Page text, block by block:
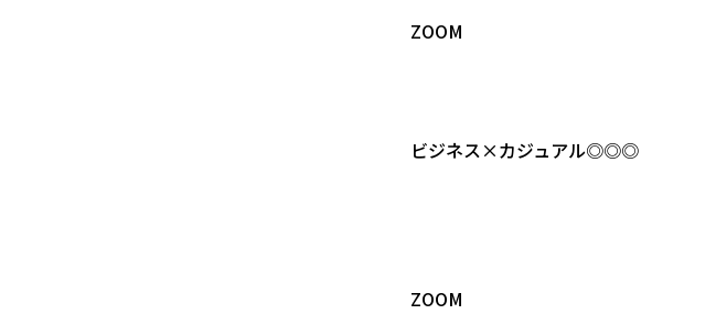
ZOOM
ビジネス×カジュアル◎◎◎
ZOOM